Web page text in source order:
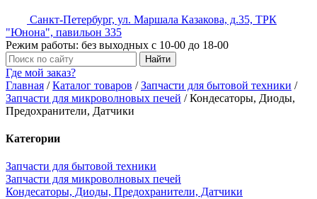
Санкт-Петербург, ул. Маршала Казакова, д.35, ТРК
"Юнона", павильон 335
Режим работы: без выходных с 10-00 до 18-00
Где мой заказ?
Главная /Каталог товаров /Запчасти для бытовой техники /
Запчасти для микроволновых печей /Кондесаторы, Диоды,
Предохранители, Датчики
Категории
Запчасти для бытовой техники
Запчасти для микроволновых печей
Кондесаторы, Диоды, Предохранители, Датчики